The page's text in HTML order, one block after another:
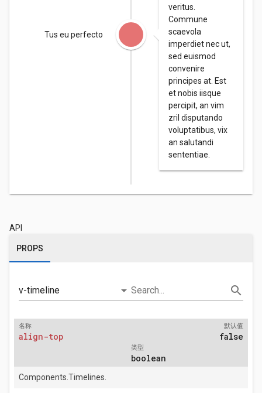
veritus.
Commune
scaevola
imperdiet nec ut,
sed euismod
convenire
principes at. Est
et nobis iisque
percipit, an vim
zril disputando
voluptatibus, vix
an salutandi
sententiae.
Tus eu perfecto
API
PROPS
v-timeline arrow_drop_down Search... search
名称
align-top
默认值
false
类型
boolean
Components.Timelines.